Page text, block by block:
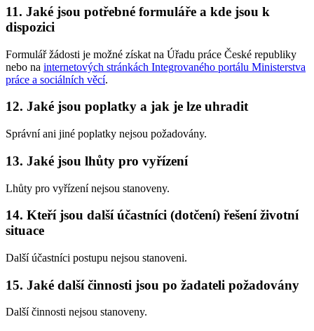
11. Jaké jsou potřebné formuláře a kde jsou k
dispozici
Formulář žádosti je možné získat na Úřadu práce České republiky
nebo na internetových stránkách Integrovaného portálu Ministerstva
práce a sociálních věcí.
12. Jaké jsou poplatky a jak je lze uhradit
Správní ani jiné poplatky nejsou požadovány.
13. Jaké jsou lhůty pro vyřízení
Lhůty pro vyřízení nejsou stanoveny.
14. Kteří jsou další účastníci (dotčení) řešení životní
situace
Další účastníci postupu nejsou stanoveni.
15. Jaké další činnosti jsou po žadateli požadovány
Další činnosti nejsou stanoveny.